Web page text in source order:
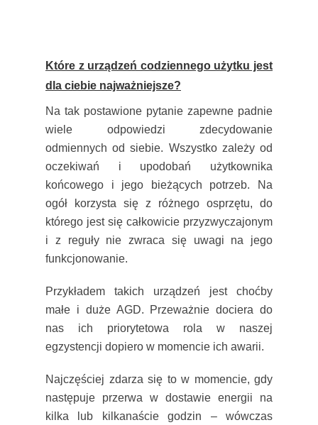
Które z urządzeń codziennego użytku jest
dla ciebie najważniejsze?
Na tak postawione pytanie zapewne padnie
wiele odpowiedzi zdecydowanie
odmiennych od siebie. Wszystko zależy od
oczekiwań i upodobań użytkownika
końcowego i jego bieżących potrzeb. Na
ogół korzysta się z różnego osprzętu, do
którego jest się całkowicie przyzwyczajonym
i z reguły nie zwraca się uwagi na jego
funkcjonowanie.
Przykładem takich urządzeń jest choćby
małe i duże AGD. Przeważnie dociera do
nas ich priorytetowa rola w naszej
egzystencji dopiero w momencie ich awarii.
Najczęściej zdarza się to w momencie, gdy
następuje przerwa w dostawie energii na
kilka lub kilkanaście godzin – wówczas